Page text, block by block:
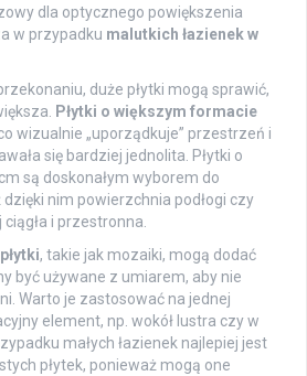
dla optycznego powiększenia
w przypadku malutkich łazienek w
duże płytki mogą sprawić,
Płytki o większym formacie
wizualnie „uporządkuje” przestrzeń i
się bardziej jednolita. Płytki o
są doskonałym wyborem do
dzięki nim powierzchnia podłogi czy
i przestronna.
, takie jak mozaiki, mogą dodać
być używane z umiarem, aby nie
Warto je zastosować na jednej
element, np. wokół lustra czy w
małych łazienek najlepiej jest
płytek, ponieważ mogą one